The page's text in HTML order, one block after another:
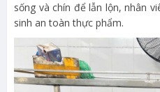
sống và chín để lẫn lộn, nhân
sinh an toàn thực phẩm.